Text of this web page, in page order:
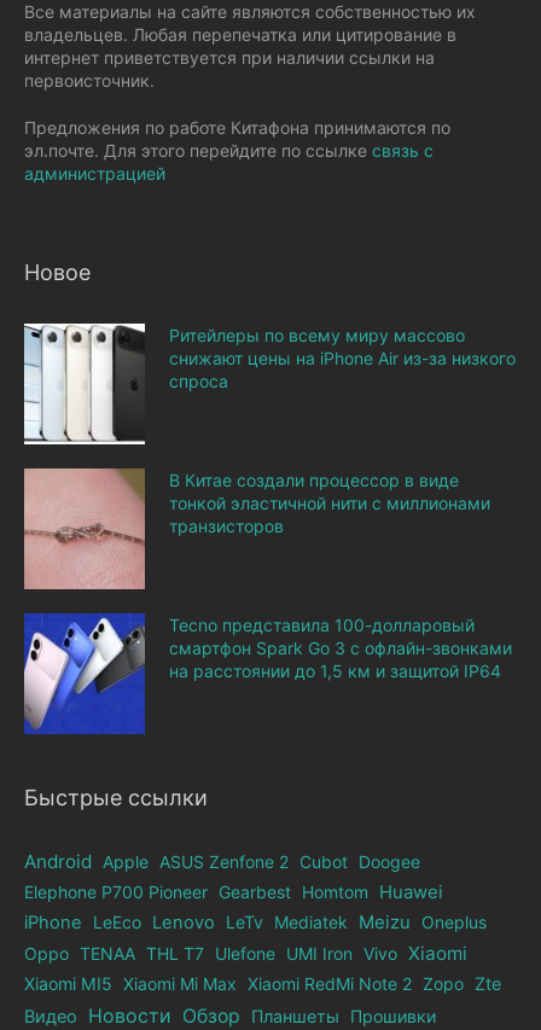
Все материалы на сайте являются собственностью их
владельцев. Любая перепечатка или цитирование в
интернет приветствуется при наличии ссылки на
первоисточник.
Предложения по работе Китафона принимаются по
эл.почте. Для этого перейдите по ссылке связь с
администрацией
Новое
Ритейлеры по всему миру массово
снижают цены на iPhone Air из-за низкого
спроса
В Китае создали процессор в виде
тонкой эластичной нити с миллионами
транзисторов
Tecno представила 100-долларовый
смартфон Spark Go 3 с офлайн-звонками
на расстоянии до 1,5 км и защитой IP64
Быстрые ссылки
Android Apple ASUS Zenfone 2 Cubot Doogee
Elephone Р700 Pioneer Gearbest Homtom
Huawei
iPhone
LeEco Lenovo LeTv Mediatek Meizu
Oneplus
Oppo TENAA THL T7 Ulefone UMI Iron Vivo Xiaomi
Xiaomi MI5 Xiaomi Mi Max Xiaomi RedMi Note 2 Zopo Zte
Видео Новости Обзор Планшеты
Прошивки